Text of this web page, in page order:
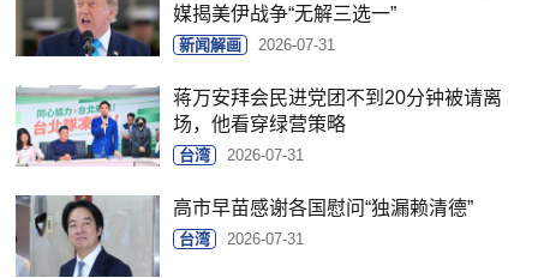
媒揭美伊战争“无解三选一”
新闻解画 2026-07-31
蒋万安拜会民进党团不到20分钟被请离
场，他看穿绿营策略
台湾 2026-07-31
高市早苗感谢各国慰问“独漏赖清德”
台湾 2026-07-31